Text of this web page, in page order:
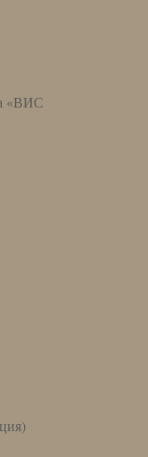
«ВИС